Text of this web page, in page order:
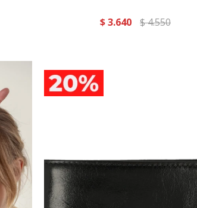
$ 3.640 $4.550